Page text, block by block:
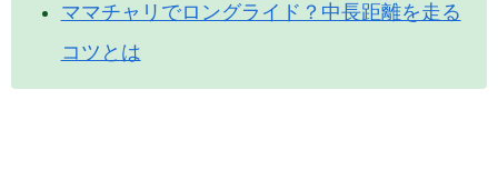
ママチャリでロングライド？中長距離を走る
コツとは